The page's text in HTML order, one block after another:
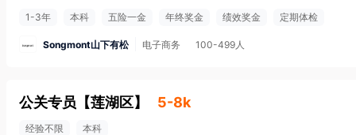
1-3年 本科 五险一金 年终奖金 绩效奖金 定期体检
Songmont山下有松 电子商务 100-499人
公关专员 【莲湖区】 5-8k
经验不限 本科